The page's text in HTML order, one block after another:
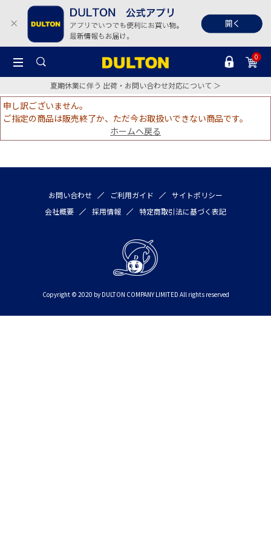
0
夏期休業に伴う 出荷・お問い合わせ対応について ＞
申し訳ございません。
ご指定の商品は販売終了か、ただ今お取扱いできない商品です。
ホームへ戻る
お問い合わせ ご利用ガイド
サイトポリシー
会社概要
採用情報 特定商取引法に基づく表記
Copyright © 2020 by DULTON COMPANY LIMITED All rights reserved